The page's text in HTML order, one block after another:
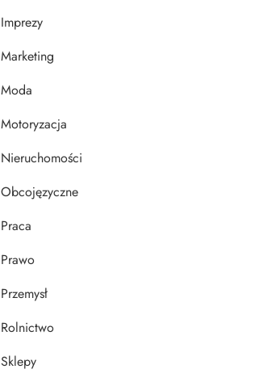
Imprezy
Marketing
Moda
Motoryzacja
Nieruchomości
Obcojęzyczne
Praca
Prawo
Przemysł
Rolnictwo
Sklepy